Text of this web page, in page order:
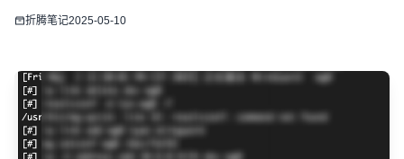
https://223.5.5.5/dns-query https://223.6
折腾笔记2025-05-10